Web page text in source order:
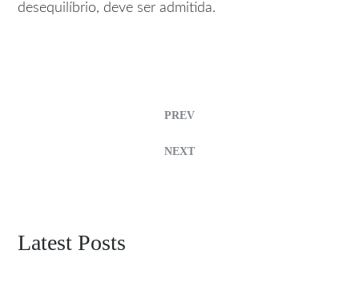
desequilíbrio, deve ser admitida.
PREV
NEXT
Latest Posts